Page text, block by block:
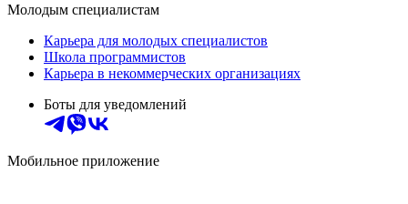
Молодым специалистам
Карьера для молодых специалистов
Школа программистов
Карьера в некоммерческих организациях
Боты для уведомлений
Мобильное приложение